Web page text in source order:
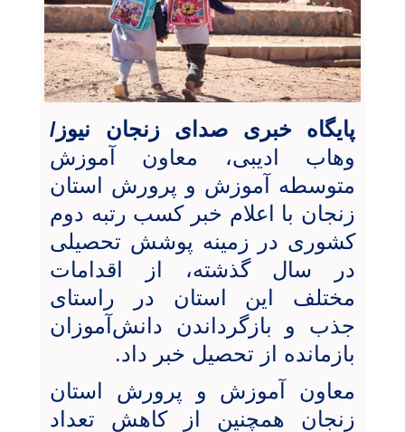
پایگاه خبری صدای زنجان نیوز/
وهاب ادیبی، معاون آموزش
متوسطه آموزش و پرورش استان
زنجان با اعلام خبر کسب رتبه دوم
کشوری در زمینه پوشش تحصیلی
در سال گذشته، از اقدامات
مختلف این استان در راستای
جذب و بازگرداندن دانش‌آموزان
بازمانده از تحصیل خبر داد.
معاون آموزش و پرورش استان
زنجان همچنین از کاهش تعداد